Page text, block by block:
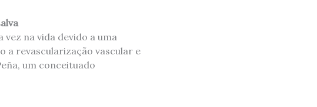
na vida devido a uma
a revascularização vascular e
um conceituado